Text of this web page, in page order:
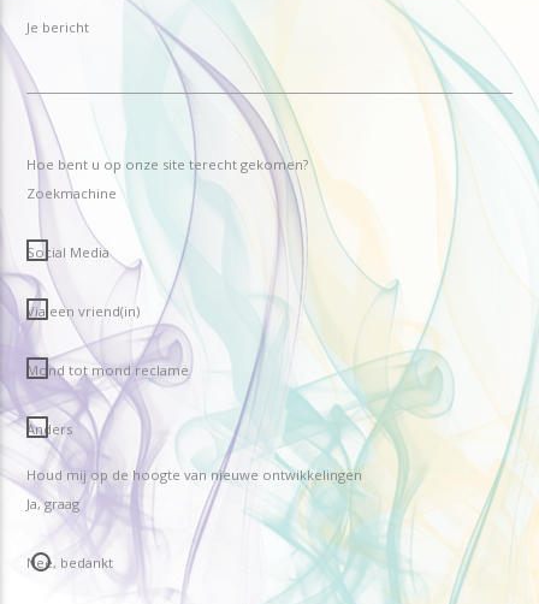
Je bericht
Hoe bent u op onze site terecht gekomen?
Zoekmachine
Social Media
Via een vriend(in)
Mond tot mond reclame
Anders
Houd mij op de hoogte van nieuwe ontwikkelingen
Ja, graag
Nee, bedankt